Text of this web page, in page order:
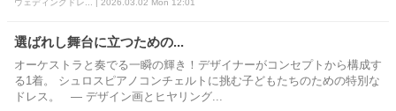
選ばれし舞台に立つための...
オーケストラと奏でる一瞬の輝き！デザイナーがコンセプトから構成す
る1着。 シュロスピアノコンチェルトに挑む子どもたちのための特別な
ドレス。 ― デザイン画とヒヤリング...